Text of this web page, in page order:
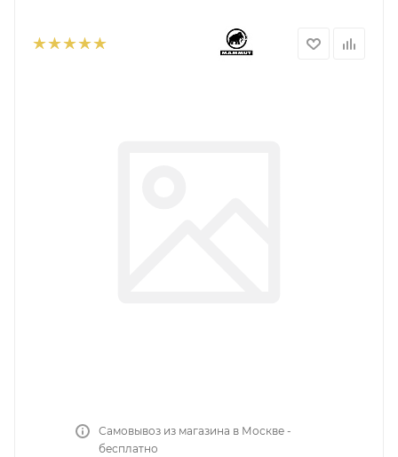
Самовывоз из магазина в Москве -
бесплатно